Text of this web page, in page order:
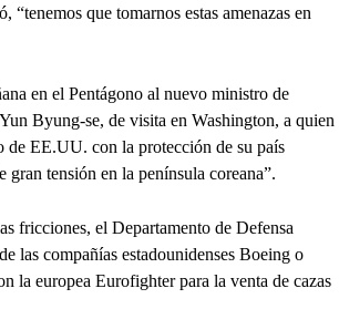
“tenemos que tomarnos estas amenazas en
en el Pentágono al nuevo ministro de
Byung-se, de visita en Washington, a quien
de EE.UU. con la protección de su país
gran tensión en la península coreana”.
fricciones, el Departamento de Defensa
las compañías estadounidenses Boeing o
la europea Eurofighter para la venta de cazas